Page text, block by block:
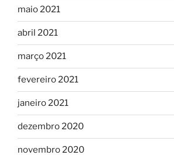
maio 2021
abril 2021
março 2021
fevereiro 2021
janeiro 2021
dezembro 2020
novembro 2020